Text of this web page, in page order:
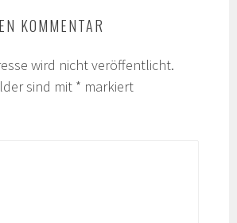
KOMMENTAR
wird nicht veröffentlicht.
sind mit * markiert